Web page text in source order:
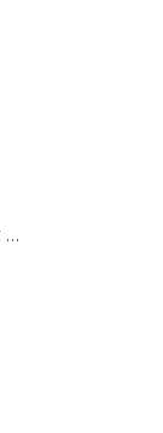
Korgar: Material, tekniker och traditioner i Sverige